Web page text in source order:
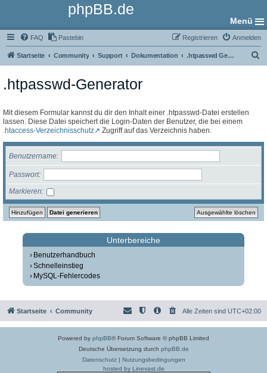
phpBB.de
Menü
FAQ Pastebin Anmelden
Registrieren
Startseite Community Support Dokumentation .htpasswd Generator
.htpasswd-Generator
Mit diesem Formular kannst du dir den Inhalt einer .htpasswd-Datei erstellen
lassen. Diese Datei speichert die Login-Daten der Benutzer, die bei einem
.htaccess-Verzeichnisschutz
Zugriff auf das Verzeichnis haben.
Benutzername
Passwort
Markieren
Unterbereiche
Benutzerhandbuch
Schnelleinstieg
MySQL-Fehlercodes
Startseite Community Alle Zeiten sind UTC+02:00
Powered by phpBB® Forum Software © phpBB Limited
Deutsche Übersetzung durch phpBB.de
Datenschutz|
Nutzungsbedingungen
hosted by Linevast.de